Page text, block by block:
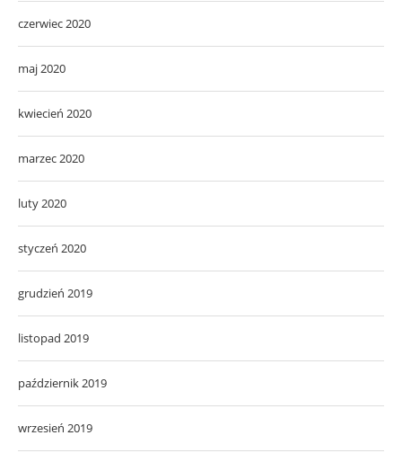
czerwiec 2020
maj 2020
kwiecień 2020
marzec 2020
luty 2020
styczeń 2020
grudzień 2019
listopad 2019
październik 2019
wrzesień 2019